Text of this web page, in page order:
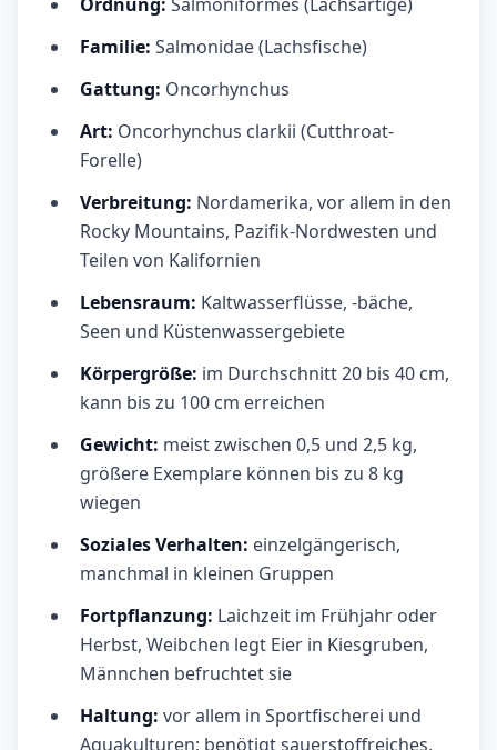
Familie: Salmonidae (Lachsfische)
Gattung: Oncorhynchus
Art: Oncorhynchus clarkii (Cutthroat-
Forelle)
Verbreitung: Nordamerika, vor allem in den
Rocky Mountains, Pazifik-Nordwesten und
Teilen von Kalifornien
Lebensraum: Kaltwasserflüsse, -bäche,
Seen und Küstenwassergebiete
Körpergröße: im Durchschnitt 20 bis 40 cm,
kann bis zu 100 cm erreichen
Gewicht: meist zwischen 0,5 und 2,5 kg,
größere Exemplare können bis zu 8 kg
wiegen
Soziales Verhalten: einzelgängerisch,
manchmal in kleinen Gruppen
Fortpflanzung: Laichzeit im Frühjahr oder
Herbst, Weibchen legt Eier in Kiesgruben,
Männchen befruchtet sie
Haltung: vor allem in Sportfischerei und
Aquakulturen; benötigt sauerstoffreiches,